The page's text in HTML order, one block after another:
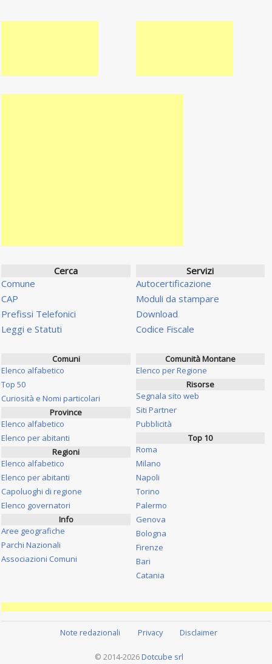
Cerca
Comune
CAP
Prefissi Telefonici
Leggi e Statuti
Servizi
Autocertificazione
Moduli da stampare
Download
Codice Fiscale
Comuni
Elenco alfabetico
Top 50
Curiosità e Nomi particolari
Province
Elenco alfabetico
Elenco per abitanti
Regioni
Elenco alfabetico
Elenco per abitanti
Capoluoghi di regione
Elenco governatori
Info
Aree geografiche
Parchi Nazionali
Associazioni Comuni
Comunità Montane
Elenco per Regione
Risorse
Segnala sito web
Siti Partner
Pubblicità
Top 10
Roma
Milano
Napoli
Torino
Palermo
Genova
Bologna
Firenze
Bari
Catania
Note redazionali Privacy Disclaimer
© 2014-2026 Dotcube srl